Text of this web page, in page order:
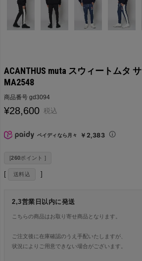
ACANTHUS muta スウィートムタ
MA2548
商品番号 gd3094
¥28,600 税込
ペイディなら月々 ￥2,383
[260ポイント ]
送料込
2,3営業日以内に発送
こちらの商品はお取り寄せ商品となります。
ご注文後に在庫確認のうえ手配いたしますが、
状況によりご用意できない場合がございます。